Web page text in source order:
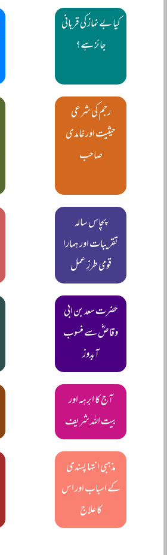
کیا بے نماز کی قربانی
جائز ہے؟
رجم کی شرعی
حیثیت اور غامدی
صاحب
پچاس سالہ
تقریبات اور ہمارا
قومی طرزِ عمل
حضرت سعد بن ابی
وقاصؓ سے منسوب
آبدوز
آج کا ابرہہ اور
بیت اللہ شریف
مذہبی انتہا پسندی
کے اسباب اور اس
کا علاج